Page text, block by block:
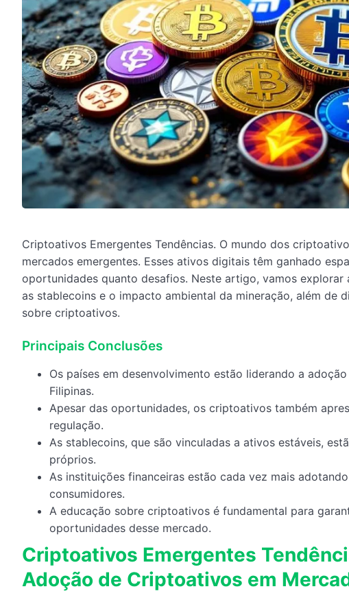
Criptoativos Emergentes Tendências. O mundo dos
mercados emergentes. Esses ativos digitais têm ganhado
oportunidades quanto desafios. Neste artigo, vamos
as stablecoins e o impacto ambiental da mineração, além de
sobre criptoativos.
Principais Conclusões
Os países em desenvolvimento estão liderando a
Filipinas.
Apesar das oportunidades, os criptoativos também
regulação.
As stablecoins, que são vinculadas a ativos estáveis,
próprios.
As instituições financeiras estão cada vez mais
consumidores.
A educação sobre criptoativos é fundamental para
oportunidades desse mercado.
Criptoativos Emergentes
Adoção de Criptoativos em